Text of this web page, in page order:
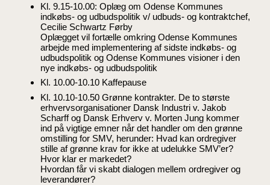
Kl. 9.15-10.00: Oplæg om Odense Kommunes
indkøbs- og udbudspolitik v/ udbuds- og kontraktchef,
Cecilie Schwartz Førby
Oplægget vil fortælle omkring Odense Kommunes
arbejde med implementering af sidste indkøbs- og
udbudspolitik og Odense Kommunes visioner i den
nye indkøbs- og udbudspolitik
Kl. 10.00-10.10 Kaffepause
Kl. 10.10-10.50 Grønne kontrakter. De to største
erhvervsorganisationer Dansk Industri v. Jakob
Scharff og Dansk Erhverv v. Morten Jung kommer
ind på vigtige emner når det handler om den grønne
omstilling for SMV, herunder: Hvad kan ordregiver
stille af grønne krav for ikke at udelukke SMV’er?
Hvor klar er markedet?
Hvordan får vi skabt dialogen mellem ordregiver og
leverandører?